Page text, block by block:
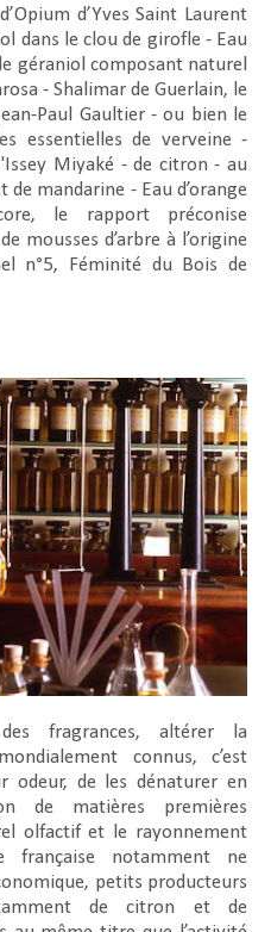
d’Yves Saint Laurent
dans le clou de girofle - Eau
géraniol composant naturel
- Shalimar de Guerlain, le
Paul Gaultier - ou bien le
essentielles de verveine -
Miyaké - de citron - au
mandarine - Eau d’orange
le rapport préconise
mousses d’arbre à l’origine
n°5, Féminité du Bois de
fragrances, altérer la
connus, c’est
odeur, de les dénaturer en
de matières premières
olfactif et le rayonnement
française notamment ne
petits producteurs
de citron et de